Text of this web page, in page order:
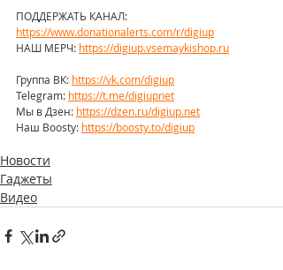
ПОДДЕРЖАТЬ КАНАЛ:
https://www.donationalerts.com/r/digiup
НАШ МЕРЧ: https://digiup.vsemaykishop.ru
Группа ВК: https://vk.com/digiup
Telegram: https://t.me/digiupnet
Мы в Дзен: https://dzen.ru/digiup.net
Наш Boosty: https://boosty.to/digiup
Новости
Гаджеты
Видео